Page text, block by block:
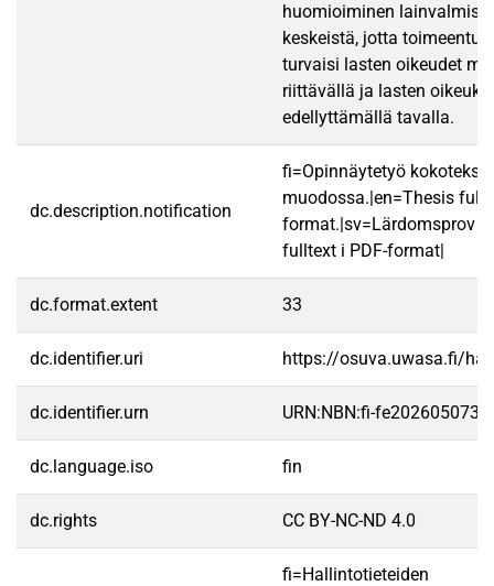
huomioiminen
keskeistä, jotta
turvaisi lasten oikeudet
riittävällä ja lasten
edellyttämällä tavalla.
dc.description.notification
fi=Opinnäytetyö
muodossa.|en=Thesis
format.|sv=Lärdomsprov
fulltext i PDF-format|
dc.format.extent 33
dc.identifier.uri https://osuva.uwasa.fi/
dc.identifier.urn URN:NBN:fi-
dc.language.iso fin
dc.rights CC BY-NC-ND 4.0
fi=Hallintotieteiden